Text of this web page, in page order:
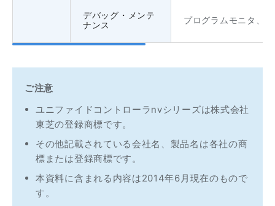
デバッグ・メンテ
ナンス
プログラムモニタ、
ご注意
ユニファイドコントローラnvシリーズは株式会社
東芝の登録商標です。
その他記載されている会社名、製品名は各社の商
標または登録商標です。
本資料に含まれる内容は2014年6月現在のもので
す。